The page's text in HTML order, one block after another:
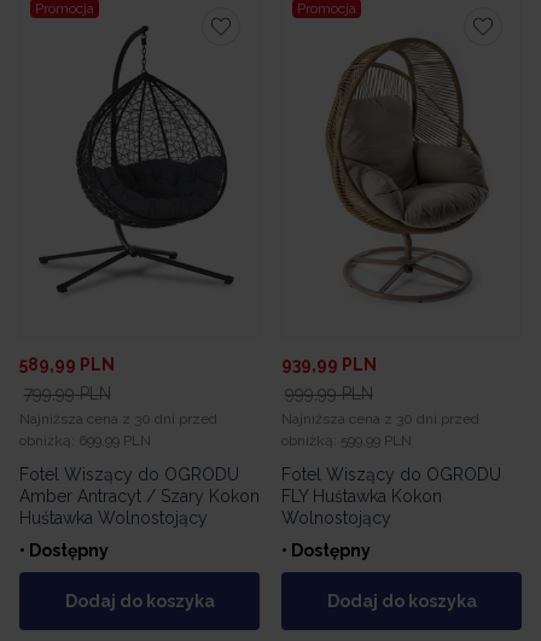
Promocja
589,99 PLN
799,99 PLN
Najniższa cena z 30 dni przed
obniżką: 699,99 PLN
Fotel Wiszący do OGRODU
Amber Antracyt / Szary Kokon
Huśtawka Wolnostojący
• Dostępny
Dodaj do koszyka
Promocja
939,99 PLN
999,99 PLN
Najniższa cena z 30 dni przed
obniżką: 599,99 PLN
Fotel Wiszący do OGRODU
FLY Huśtawka Kokon
Wolnostojący
• Dostępny
Dodaj do koszyka